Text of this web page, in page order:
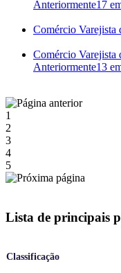
Anteriormente17
Comércio Varejista
Comércio Varejista
Anteriormente13
1
2
3
4
5
Lista de principais
Classificação